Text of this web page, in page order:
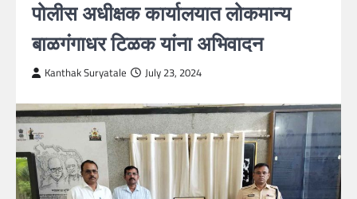
पोलीस अधीक्षक कार्यालयात लोकमान्य
बाळगंगाधर टिळक यांना अभिवादन
Kanthak Suryatale July 23, 2024